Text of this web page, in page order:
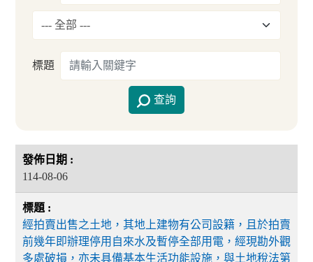
標題
查詢
114-08-06
經拍賣出售之土地，其地上建物有公司設籍，且於拍賣
前幾年即辦理停用自來水及暫停全部用電，經現勘外觀
多處破損，亦未具備基本生活功能設施，與土地稅法第